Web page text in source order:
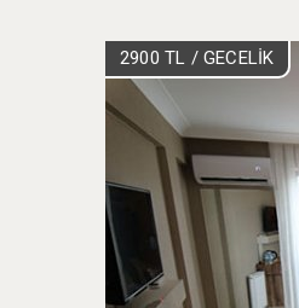
2900 TL / GECELİK